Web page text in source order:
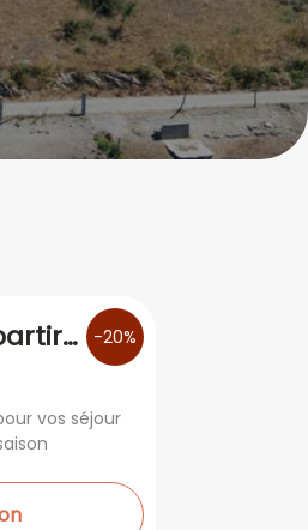
-20%
vos séjour